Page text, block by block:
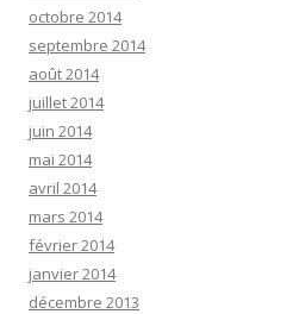
octobre 2014
septembre 2014
août 2014
juillet 2014
juin 2014
mai 2014
avril 2014
mars 2014
février 2014
janvier 2014
décembre 2013